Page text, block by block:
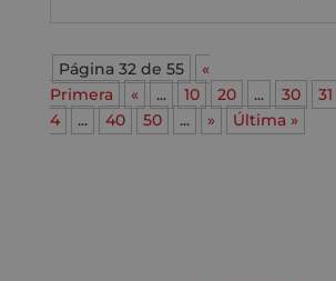
Página 32 de 55
«
Primera
« ... 10 20 ... 30 31
4
... 40 50 ... » Última »